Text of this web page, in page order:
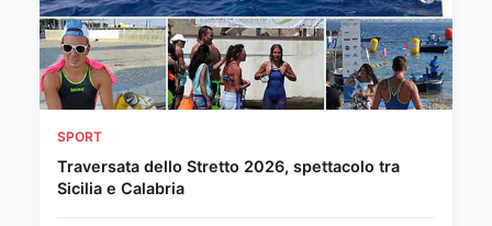
SPORT
Traversata dello Stretto 2026, spettacolo tra
Sicilia e Calabria